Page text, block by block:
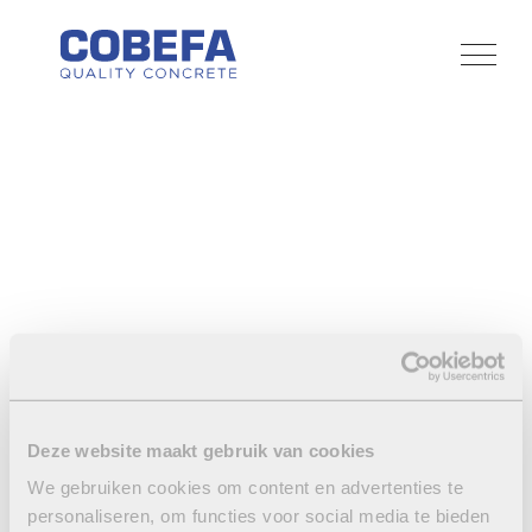
Deze website maakt gebruik van cookies
We gebruiken cookies om content en advertenties te
personaliseren, om functies voor social media te bieden
JOIN OUR TEAM